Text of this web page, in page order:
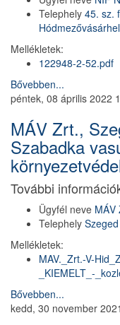
Telephely 45. sz.
Mellékletek:
122948-2-52.pdf
Bővebben...
péntek, 08 április 2022
MÁV Zrt.,
Szabadka
További
Ügyfél neve MÁV
Telephely
Mellékletek:
MAV._Zrt.-V-
_KIEMELT_-
Bővebben...
kedd, 30 november